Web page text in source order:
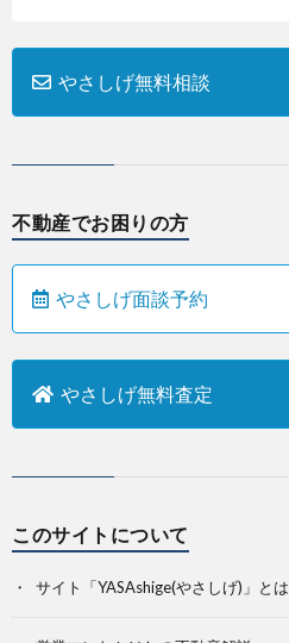
やさしげ無料相談
不動産でお困りの方
やさしげ面談予約
やさしげ無料査定
このサイトについて
サイト「YASAshige(やさしげ)」とは